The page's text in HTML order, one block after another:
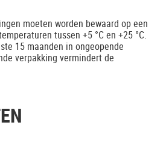
moeten worden bewaard op een
tussen +5 °C en +25 °C.
15 maanden in ongeopende
verpakking vermindert de